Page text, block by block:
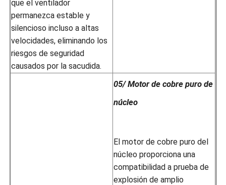
que el ventilador
permanezca estable y
silencioso incluso a altas
velocidades, eliminando los
riesgos de seguridad
causados por la sacudida.
05/ Motor de cobre puro de
núcleo
El motor de cobre puro del
núcleo proporciona una
compatibilidad a prueba de
explosión de amplio